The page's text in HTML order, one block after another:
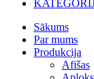
Sākums
Par mums
Produkcija
Afišas